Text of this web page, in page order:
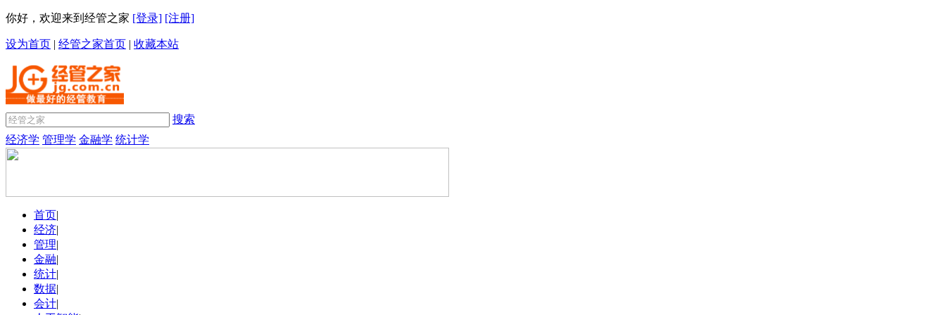
你好，欢迎来到经管之家 [登录] [注册]
设为首页 | 经管之家首页 | 收藏本站
搜索
经济学 管理学 金融学 统计学
首页|
经济|
管理|
金融|
统计|
数据|
会计|